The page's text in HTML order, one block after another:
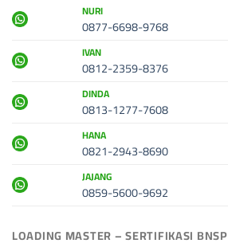
NURI
0877-6698-9768
IVAN
0812-2359-8376
DINDA
0813-1277-7608
HANA
0821-2943-8690
JAJANG
0859-5600-9692
LOADING MASTER – SERTIFIKASI BNSP